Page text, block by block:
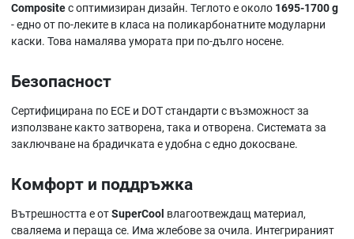
Compositeс оптимизиран дизайн. Теглото е около 1695-1700 g
- едно от по-леките в класа на поликарбонатните модуларни
каски. Това намалява умората при по-дълго носене.
Безопасност
Сертифицирана по ECE и DOT стандарти с възможност за
използване както затворена, така и отворена. Системата за
заключване на брадичката е удобна с едно докосване.
Комфорт и поддръжка
Вътрешността е отSuperCool влагоотвеждащ материал,
сваляема и пераща се. Има жлебове за очила. Интегрираният